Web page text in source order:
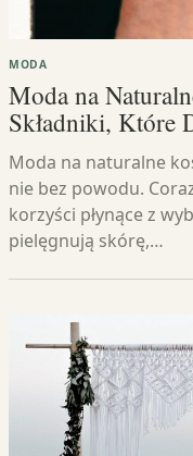
MODA
Moda na
Składniki, Które
Moda na naturalne
nie bez powodu.
korzyści płynące z
pielęgnują skórę,…